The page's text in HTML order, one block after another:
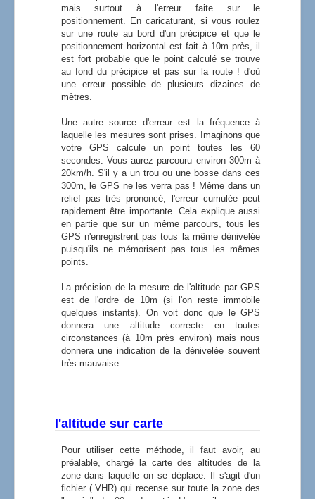
mais surtout à l'erreur faite sur le
positionnement. En caricaturant, si vous roulez
sur une route au bord d'un précipice et que le
positionnement horizontal est fait à 10m près, il
est fort probable que le point calculé se trouve
au fond du précipice et pas sur la route ! d'où
une erreur possible de plusieurs dizaines de
mètres.
Une autre source d'erreur est la fréquence à
laquelle les mesures sont prises. Imaginons que
votre GPS calcule un point toutes les 60
secondes. Vous aurez parcouru environ 300m à
20km/h. S'il y a un trou ou une bosse dans ces
300m, le GPS ne les verra pas ! Même dans un
relief pas très prononcé, l'erreur cumulée peut
rapidement être importante. Cela explique aussi
en partie que sur un même parcours, tous les
GPS n'enregistrent pas tous la même dénivelée
puisqu'ils ne mémorisent pas tous les mêmes
points.
La précision de la mesure de l'altitude par GPS
est de l'ordre de 10m (si l'on reste immobile
quelques instants). On voit donc que le GPS
donnera une altitude correcte en toutes
circonstances (à 10m près environ) mais nous
donnera une indication de la dénivelée souvent
très mauvaise.
l'altitude sur carte
Pour utiliser cette méthode, il faut avoir, au
préalable, chargé la carte des altitudes de la
zone dans laquelle on se déplace. Il s'agit d'un
fichier (.VHR) qui recense sur toute la zone des